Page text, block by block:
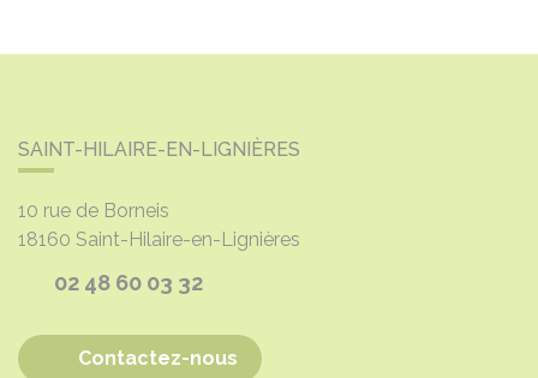
SAINT-HILAIRE-EN-LIGNIÈRES
10 rue de Borneis
18160 Saint-Hilaire-en-Lignières
02 48 60 03 32
Contactez-nous